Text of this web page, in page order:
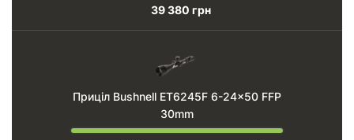
39 380 грн
Приціл Bushnell ET6245F 6-24x50 FFP
30mm